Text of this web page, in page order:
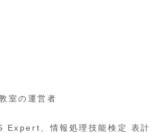
室の運営者
Expert、情報処理技能検定 表計